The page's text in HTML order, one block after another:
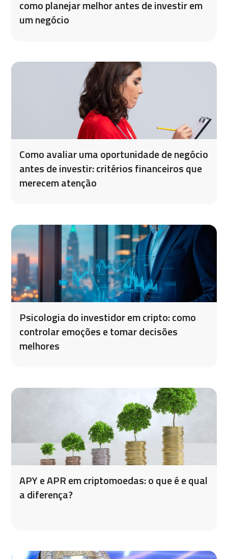
como planejar melhor antes de investir em
um negócio
Como avaliar uma oportunidade de negócio
antes de investir: critérios financeiros que
merecem atenção
Psicologia do investidor em cripto: como
controlar emoções e tomar decisões
melhores
APY e APR em criptomoedas: o que é e qual
a diferença?